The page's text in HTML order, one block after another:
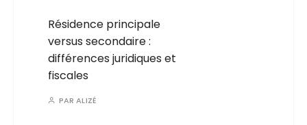
Résidence principale
versus secondaire :
différences juridiques et
fiscales
PARALIZÉ